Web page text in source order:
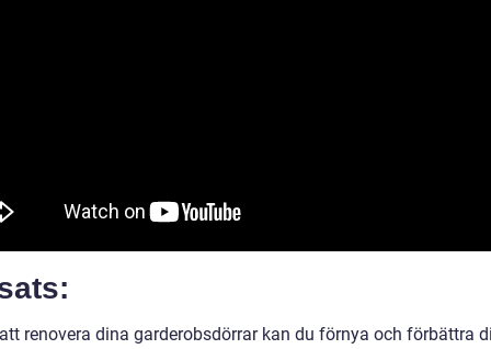
renovera dina garderobsdörrar kan du förnya och förbättra